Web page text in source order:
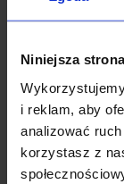
Niniejsza
i reklam, aby
analizować
korzystasz z
AQF
końcówka
STUCCHI 9501
103,00 zł
Zobacz